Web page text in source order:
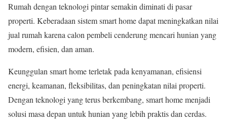
Rumah dengan teknologi pintar semakin diminati di pasar
properti. Keberadaan sistem smart home dapat meningkatkan nilai
jual rumah karena calon pembeli cenderung mencari hunian yang
modern, efisien, dan aman.
Keunggulan smart home terletak pada kenyamanan, efisiensi
energi, keamanan, fleksibilitas, dan peningkatan nilai properti.
Dengan teknologi yang terus berkembang, smart home menjadi
solusi masa depan untuk hunian yang lebih praktis dan cerdas.